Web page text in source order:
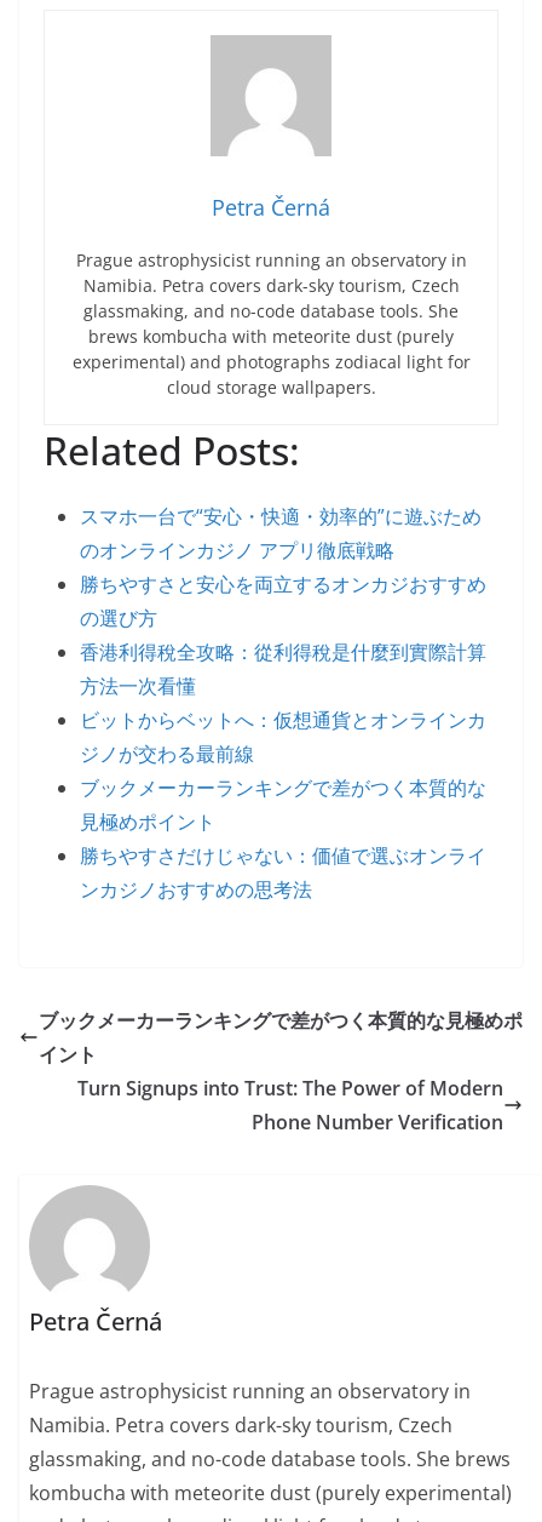
Petra Černá
Prague astrophysicist running an observatory in
Namibia. Petra covers dark-sky tourism, Czech
glassmaking, and no-code database tools. She
brews kombucha with meteorite dust (purely
experimental) and photographs zodiacal light for
cloud storage wallpapers.
Related Posts:
スマホ一台で“安心・快適・効率的”に遊ぶため
のオンラインカジノ アプリ徹底戦略
勝ちやすさと安心を両立するオンカジおすすめ
の選び方
香港利得稅全攻略：從利得稅是什麼到實際計算
方法一次看懂
ビットからベットへ：仮想通貨とオンラインカ
ジノが交わる最前線
ブックメーカーランキングで差がつく本質的な
見極めポイント
勝ちやすさだけじゃない：価値で選ぶオンライ
ンカジノおすすめの思考法
ブックメーカーランキングで差がつく本質的な見極めポ
イント
Turn Signups into Trust: The Power of Modern
Phone Number Verification
Petra Černá
Prague astrophysicist running an observatory in
Namibia. Petra covers dark-sky tourism, Czech
glassmaking, and no-code database tools. She brews
kombucha with meteorite dust (purely experimental)